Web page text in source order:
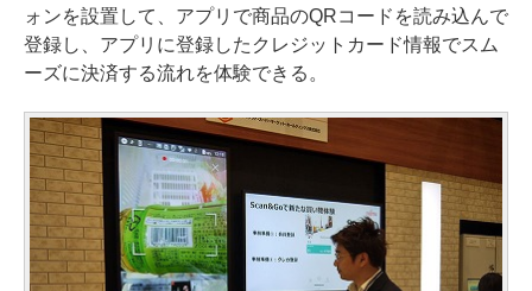
ォンを設置して、アプリで商品のQRコードを読み込んで
登録し、アプリに登録したクレジットカード情報でスム
ーズに決済する流れを体験できる。